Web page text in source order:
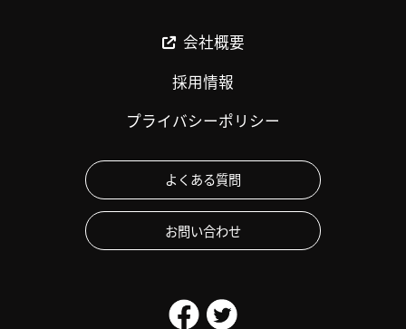
会社概要
採用情報
プライバシーポリシー
よくある質問
お問い合わせ